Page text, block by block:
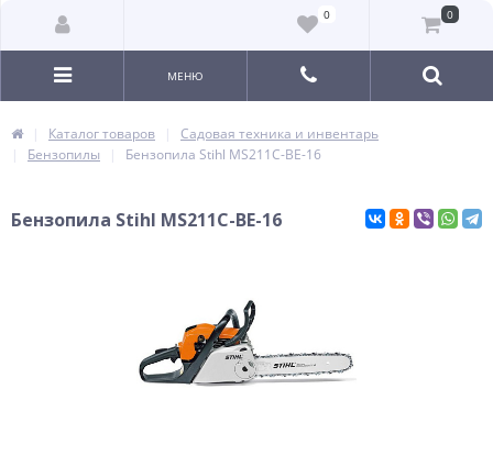
0 0
МЕНЮ
Каталог товаров
Садовая техника и инвентарь
Бензопилы
Бензопила Stihl MS211C-BE-16
Бензопила Stihl MS211C-BE-16